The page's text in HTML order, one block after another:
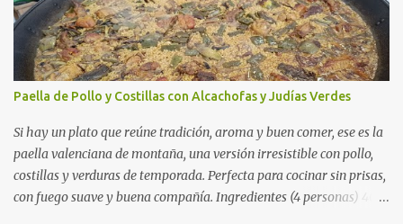
Paella de Pollo y Costillas con Alcachofas y Judías Verdes
Si hay un plato que reúne tradición, aroma y buen comer, ese es la
paella valenciana de montaña, una versión irresistible con pollo,
costillas y verduras de temporada. Perfecta para cocinar sin prisas,
con fuego suave y buena compañía. Ingredientes (4 personas) 400